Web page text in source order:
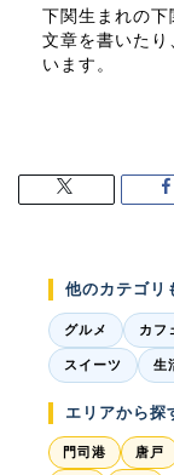
下関生まれの下
文章を書いた
います。
他のカテゴリ
グルメ カフ
スイーツ 生
エリアから探
門司港 唐戸